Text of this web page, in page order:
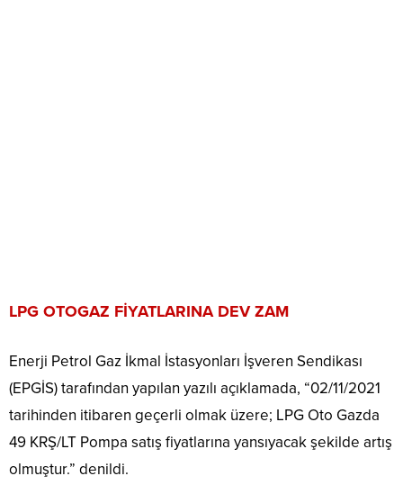
LPG OTOGAZ FİYATLARINA DEV ZAM
Enerji Petrol Gaz İkmal İstasyonları İşveren Sendikası
(EPGİS) tarafından yapılan yazılı açıklamada, “02/11/2021
tarihinden itibaren geçerli olmak üzere; LPG Oto Gazda
49 KRŞ/LT Pompa satış fiyatlarına yansıyacak şekilde artış
olmuştur.” denildi.